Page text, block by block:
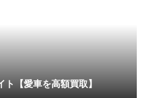
【愛車を高額買取】